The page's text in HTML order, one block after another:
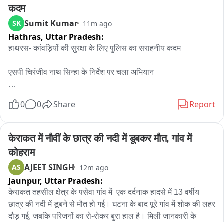
कदम
SK Sumit Kumar 11m ago
Hathras, Uttar Pradesh:
हाथरस- कांवड़ियों की सुरक्षा के लिए पुलिस का सराहनीय कदम
एसपी चिरंजीव नाथ सिन्हा के निर्देश पर चला अभियान
थाना चंदपा पुलिस ने आगरा-अलीगढ़ बाईपास का मामला
0 0 Share Report
केराकत में नौवीं के छात्र की नदी में डूबकर मौत, गांव में
कोहराम
AS AJEET SINGH 12m ago
Jaunpur, Uttar Pradesh:
केराकत तहसील क्षेत्र के पसेवा गांव में  एक दर्दनाक हादसे में 13 वर्षीय
छात्र की नदी में डूबने से मौत हो गई। घटना के बाद पूरे गांव में शोक की लहर
दौड़ गई, जबकि परिजनों का रो-रोकर बुरा हाल है। मिली जानकारी के